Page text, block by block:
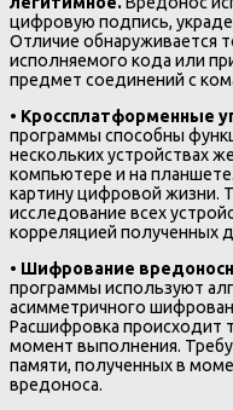
цифровую подпись,
Отличие обнаруживается
исполняемого кода или
предмет соединений с
• Кроссплатформенные
программы способны
нескольких устройствах
компьютере и на
картину цифровой жизни.
исследование всех
корреляцией полученных
• Шифрование
программы используют
асимметричного
Расшифровка происходит
момент выполнения.
памяти, полученных в
вредоноса.